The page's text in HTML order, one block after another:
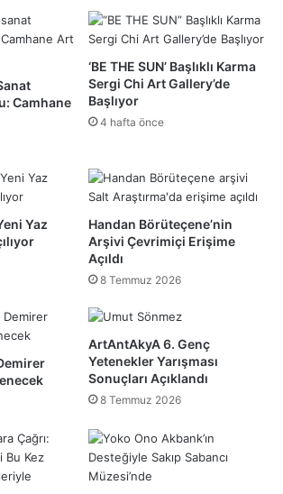
Camhane
‘BE THE SUN’ Başlıklı Karma
Sergi Chi Art Gallery’de
Başlıyor
4 hafta önce
Yaz
Handan Börüteçene’nin
Arşivi Çevrimiçi Erişime
Açıldı
8 Temmuz 2026
ArtAntAkyA 6. Genç
Yetenekler Yarışması
Sonuçları Açıklandı
8 Temmuz 2026